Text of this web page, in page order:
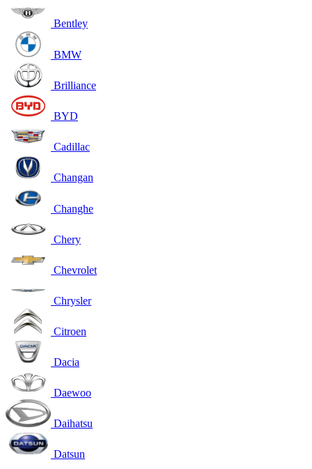
Bentley
BMW
Brilliance
BYD
Cadillac
Changan
Changhe
Chery
Chevrolet
Chrysler
Citroen
Dacia
Daewoo
Daihatsu
Datsun